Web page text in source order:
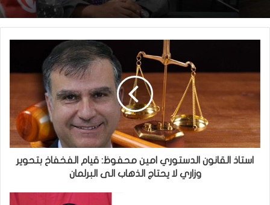
استاذ القانون الدستوري امين محفوظ: قيام الفخفاخ بتحوير
وزاري لا يحتاج الذهاب الى البرلمان